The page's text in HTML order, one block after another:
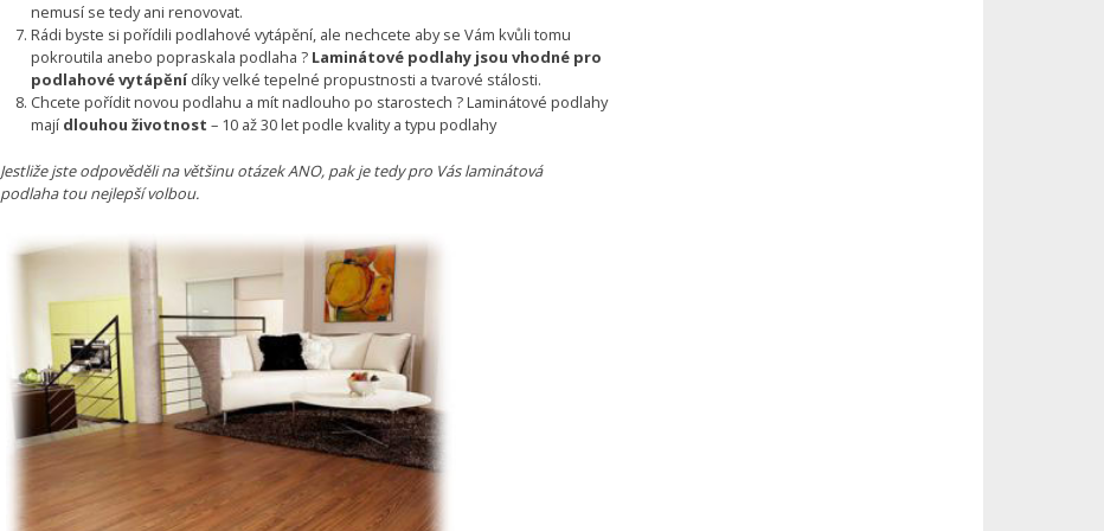
nemusí se tedy ani renovovat.
Rádi byste si pořídili podlahové vytápění, ale nechcete aby se Vám kvůli tomu
pokroutila anebo popraskala podlaha ? Laminátové podlahy jsou vhodné pro
podlahové vytápěnídíky velké tepelné propustnosti a tvarové stálosti.
Chcete pořídit novou podlahu a mít nadlouho po starostech ? Laminátové podlahy
mají dlouhou životnost – 10 až 30 let podle kvality a typu podlahy
Jestliže jste odpověděli na většinu otázek ANO, pak je tedy pro Vás laminátová
podlaha tou nejlepší volbou.